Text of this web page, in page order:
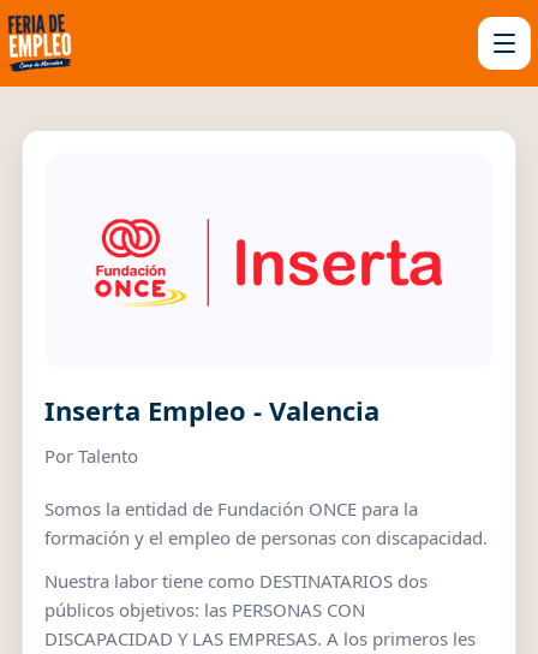
Inserta Empleo - Valencia
Por Talento
Somos la entidad de Fundación ONCE para la
formación y el empleo de personas con discapacidad.
Nuestra labor tiene como DESTINATARIOS dos
públicos objetivos: las PERSONAS CON
DISCAPACIDAD Y LAS EMPRESAS. A los primeros les